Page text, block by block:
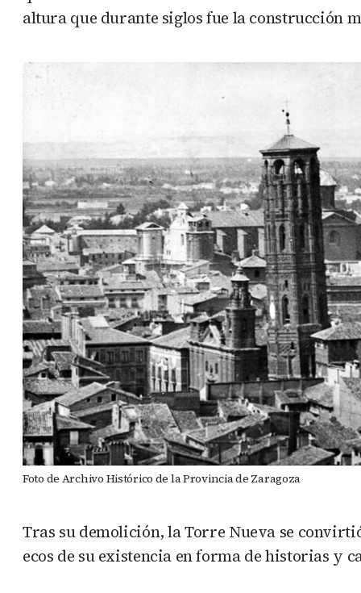
altura que durante siglos fue la construcción
Foto de Archivo Histórico de la Provincia de Zaragoza
Tras su demolición, la Torre Nueva se
ecos de su existencia en forma de historias y